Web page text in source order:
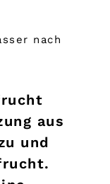
nach
aus
und